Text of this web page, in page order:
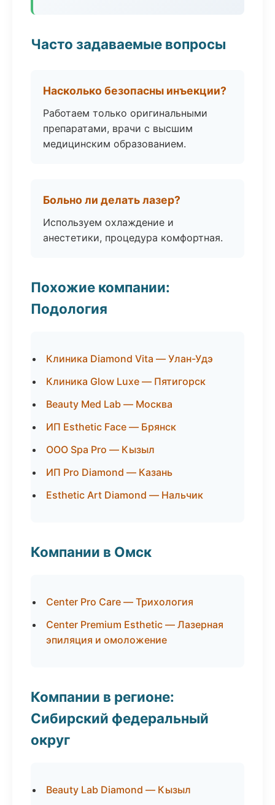
Часто задаваемые вопросы
Насколько безопасны инъекции?
Работаем только оригинальными
препаратами, врачи с высшим
медицинским образованием.
Больно ли делать лазер?
Используем охлаждение и
анестетики, процедура комфортная.
Похожие компании:
Подология
Клиника Diamond Vita — Улан-Удэ
Клиника Glow Luxe — Пятигорск
Beauty Med Lab — Москва
ИП Esthetic Face — Брянск
ООО Spa Pro — Кызыл
ИП Pro Diamond — Казань
Esthetic Art Diamond — Нальчик
Компании в Омск
Center Pro Care — Трихология
Center Premium Esthetic — Лазерная
эпиляция и омоложение
Компании в регионе:
Сибирский федеральный
округ
Beauty Lab Diamond — Кызыл